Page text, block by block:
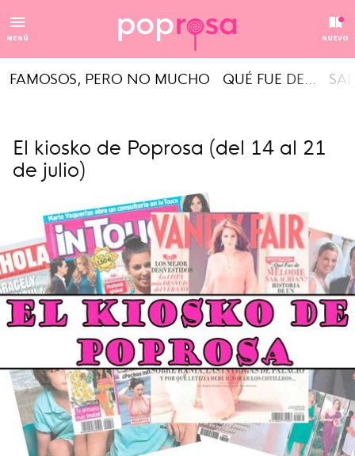
MENÚ NUEVO
FAMOSOS, PERO NO MUCHO QUÉ FUE DE...
El kiosko de Poprosa (del 14 al 21
de julio)